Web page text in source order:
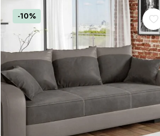
-10%